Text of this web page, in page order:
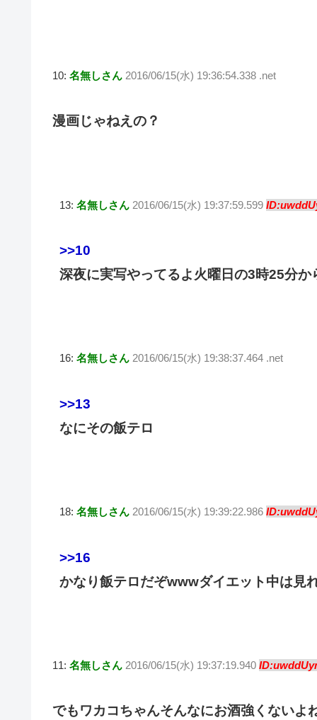
10: 名無しさん 2016/06/15(水) 19:36:54.338 .net
漫画じゃねえの？
13: 名無しさん 2016/06/15(水) 19:37:59.599
>>10
深夜に実写やってるよ火曜日の3時25分か
16: 名無しさん 2016/06/15(水) 19:38:37.464 .net
>>13
なにその飯テロ
18: 名無しさん 2016/06/15(水) 19:39:22.986
>>16
かなり飯テロだぞwwwダイエット中は見
11: 名無しさん 2016/06/15(水) 19:37:19.940
でもワカコちゃんそんなにお酒強くないよ